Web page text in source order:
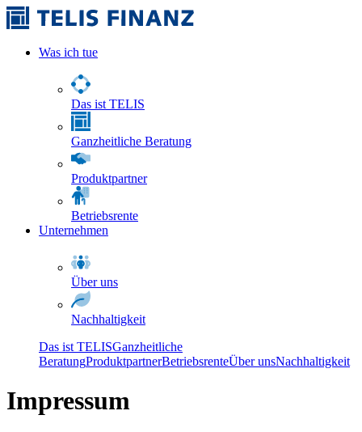
Was ich tue
Das ist TELIS
Ganzheitliche Beratung
Produktpartner
Betriebsrente
Unternehmen
Über uns
Nachhaltigkeit
Das ist TELISGanzheitliche
BeratungProduktpartnerBetriebsrenteÜber unsNachhaltigkeit
Impressum